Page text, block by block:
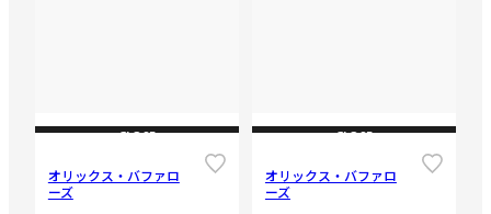
CLOSE
オリックス・バファロ
ーズ
CLOSE
オリックス・バファロ
ーズ